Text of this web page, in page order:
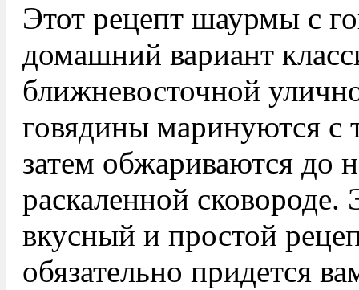
Этот рецепт шаурмы с
домашний вариант
ближневосточной
говядины маринуются с
затем обжариваются до
раскаленной сковороде.
вкусный и простой
обязательно придется